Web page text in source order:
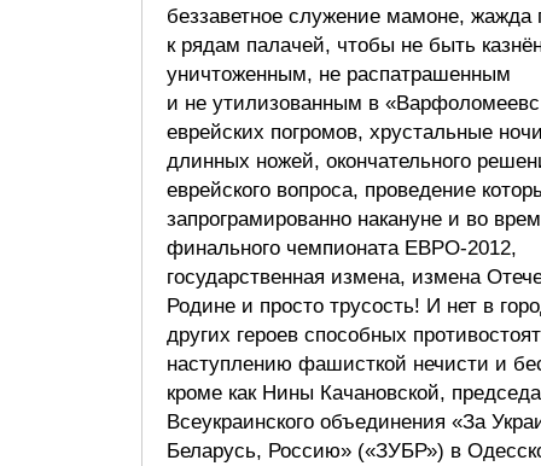
беззаветное служение мамоне, жажда
к рядам палачей, чтобы не быть
уничтоженным, не распатрашенным
и не утилизованным в
еврейских погромов, хрустальные
длинных ножей, окончательного
еврейского вопроса, проведение
запрограмированно накануне и во
финального чемпионата ЕВРО-2012,
государственная измена, измена
Родине и просто трусость! И нет в
других героев способных
наступлению фашисткой нечисти и
кроме как Нины Качановской,
Всеукраинского объединения «За
Беларусь, Россию» («ЗУБР») в